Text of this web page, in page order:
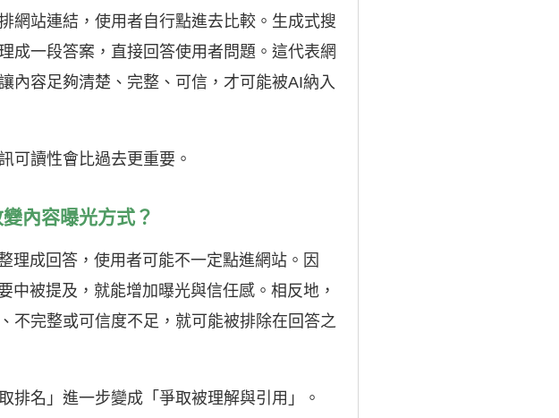
網站連結，使用者自行點進去比較。生成式搜
成一段答案，直接回答使用者問題。這代表網
內容足夠清楚、完整、可信，才可能被AI納入
可讀性會比過去更重要。
內容曝光方式？
理成回答，使用者可能不一定點進網站。因
中被提及，就能增加曝光與信任感。相反地，
不完整或可信度不足，就可能被排除在回答之
排名」進一步變成「爭取被理解與引用」。